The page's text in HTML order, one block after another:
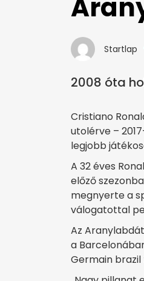
Startlap
2008 óta
Cristiano
utolérve –
legjobb
A 32 éves
előző
megnyerte a
válogatottal
Az
a
Germain brazil